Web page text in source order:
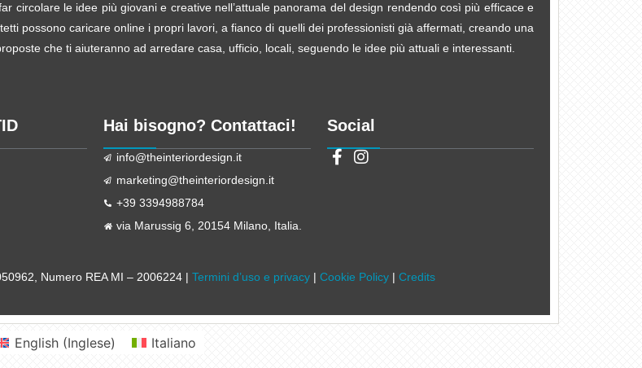
circolare le idee più giovani e creative nell’attuale panorama del design rendendo così più efficace e
possono caricare online i propri lavori, a fianco di quelli dei professionisti già affermati, creando una
che ti aiuteranno ad arredare casa, ufficio, locali, seguendo le idee più attuali e interessanti.
Hai bisogno? Contattaci!
info@theinteriordesign.it
marketing@theinteriordesign.it
+39 3394988784
via Marussig 6, 20154 Milano, Italia.
Social
Numero REA MI – 2006224 | Termini d’uso e privacy| Cookie Policy| Credits
English(Inglese) Italiano